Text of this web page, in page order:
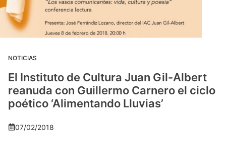
NOTICIAS
El Instituto de Cultura Juan Gil-Albert
reanuda con Guillermo Carnero el ciclo
poético ‘Alimentando Lluvias’
07/02/2018